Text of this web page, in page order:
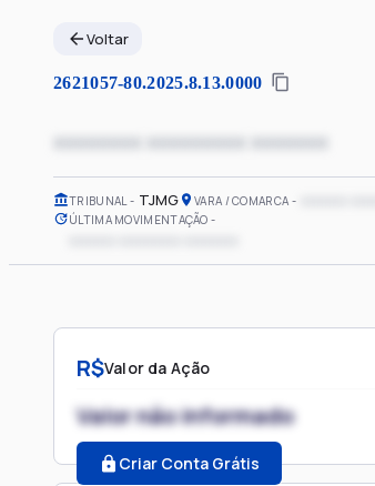
Voltar
2621057-80.2025.8.13.0000
xxxxxxxx xxxxxxxxx xxxxxxx
TRIBUNAL TJMG VARA / COMARCA
ÚLTIMA MOVIMENTAÇÃO
R$Valor da Ação
Valor não informado
Criar Conta Grátis